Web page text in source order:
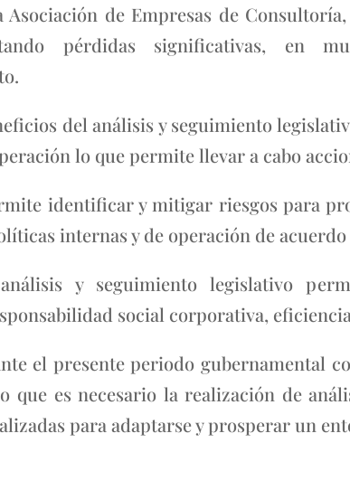
Asociación de Empresas de
pérdidas significativas, en
del análisis y seguimiento
lo que permite llevar a cabo
identificar y mitigar riesgos para
internas y de operación de
y seguimiento legislativo
social corporativa,
el presente periodo gubernamental
que es necesario la realización de
para adaptarse y prosperar un